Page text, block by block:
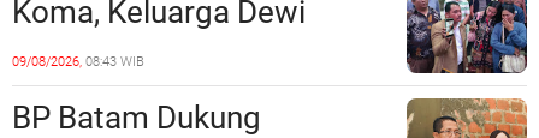
Koma, Keluarga Dewi
Sartika Polisikan RS Awal
Bros Botania
09/08/2026, 08:43 WIB
BP Batam Dukung